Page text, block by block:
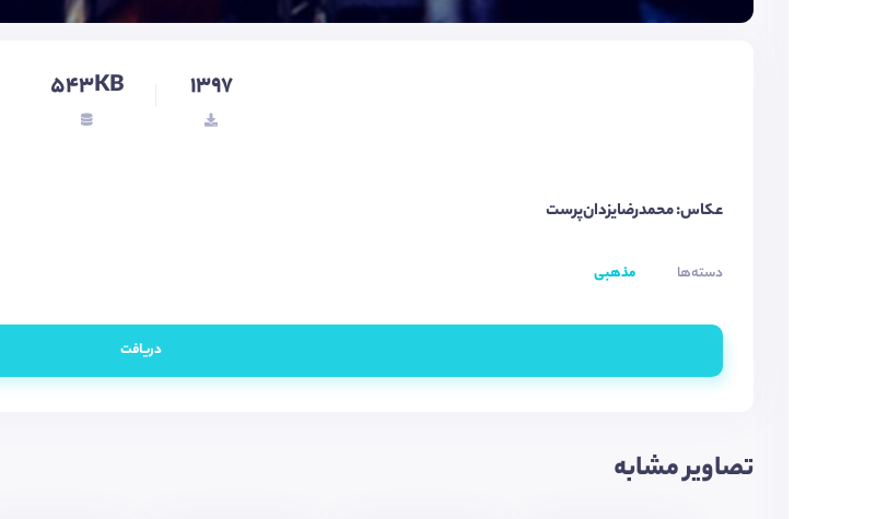
1397
543KB
عکاس: محمدرضایزدان‌پرست
دسته‌ها مذهبی
دریافت
تصاویر مشابه